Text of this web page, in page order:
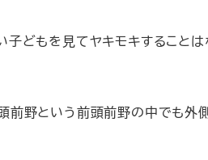
どもを見てヤキモキすることは
前野という前頭前野の中でも外